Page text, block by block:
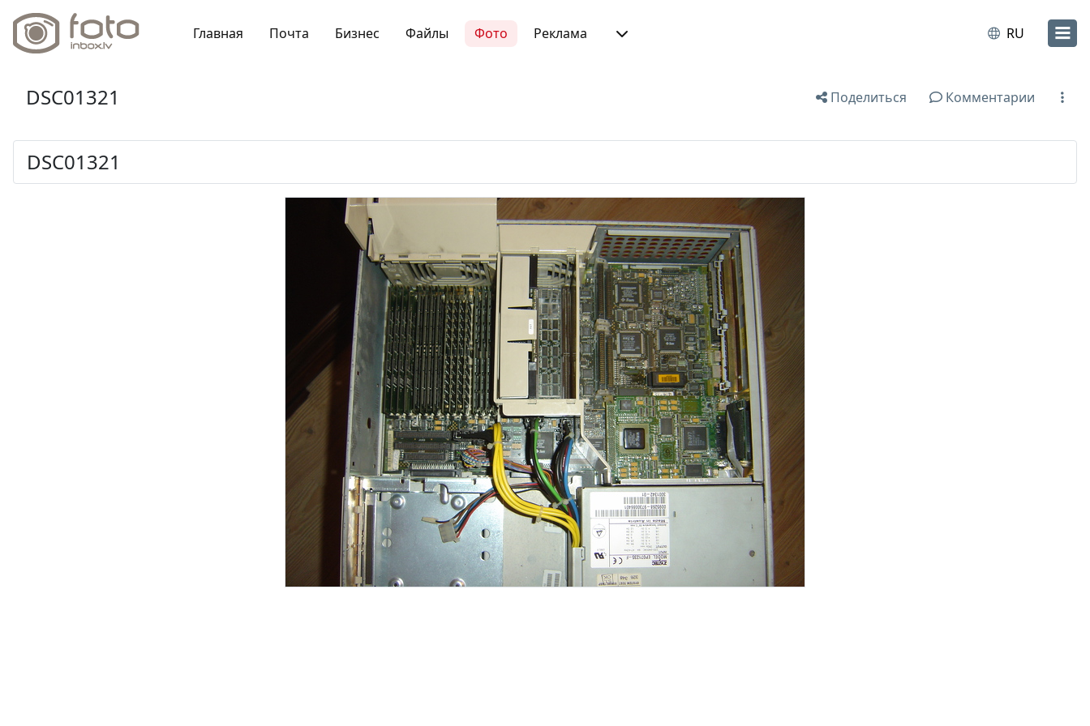
Главная Почта Бизнес Файлы Фото Реклама RU
DSC01321 Поделиться Комментарии
DSC01321